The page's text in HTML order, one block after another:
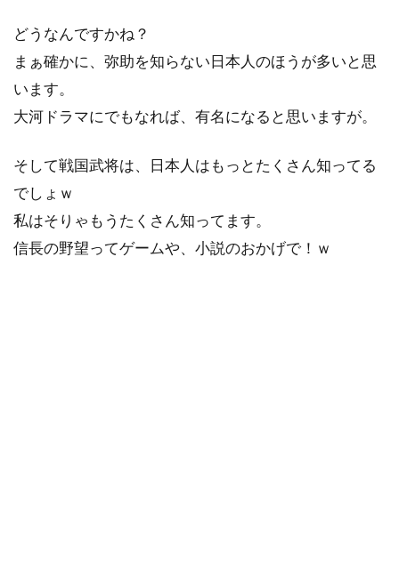
どうなんですかね？
まぁ確かに、弥助を知らない日本人のほうが多いと思
います。
大河ドラマにでもなれば、有名になると思いますが。
そして戦国武将は、日本人はもっとたくさん知ってる
でしょｗ
私はそりゃもうたくさん知ってます。
信長の野望ってゲームや、小説のおかげで！ｗ